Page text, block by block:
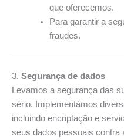
que oferecemos.
Para garantir a
fraudes.
3. Segurança de dados
Levamos a segurança das
sério. Implementámos
incluindo encriptação e
seus dados pessoais contra